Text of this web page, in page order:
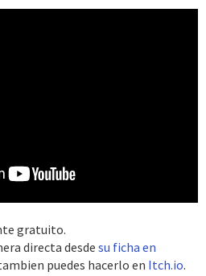
gratuito.
directa desde su ficha en
puedes hacerlo en Itch.io.